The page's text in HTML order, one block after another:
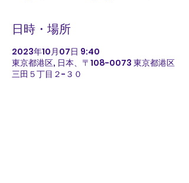
日時・場所
2023年10月07日 9:40
東京都港区, 日本、〒108-0073 東京都港区
三田５丁目２−３０